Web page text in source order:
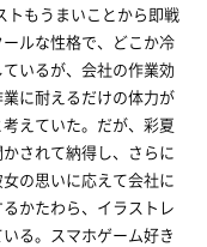
トもうまいことから即戦
ルな性格で、どこか冷
いるが、会社の作業効
に耐えるだけの体力が
えていた。だが、彩夏
されて納得し、さらに
の思いに応えて会社に
かたわら、イラストレ
る。スマホゲーム好き